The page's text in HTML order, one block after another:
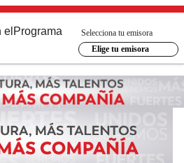
el Programa
Selecciona tu emisora
Elige tu emisora